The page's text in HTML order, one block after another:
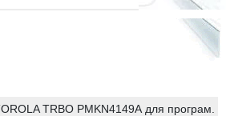
TRBO PMKN4149А для програм.